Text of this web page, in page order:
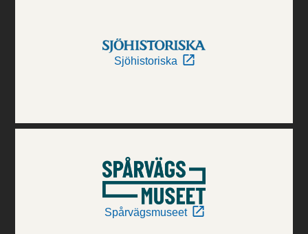
Sjöhistoriska
Spårvägsmuseet